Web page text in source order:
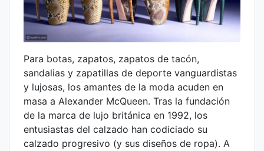
Para botas, zapatos, zapatos de tacón,
sandalias y zapatillas de deporte vanguardistas
y lujosas, los amantes de la moda acuden en
masa a Alexander McQueen. Tras la fundación
de la marca de lujo británica en 1992, los
entusiastas del calzado han codiciado su
calzado progresivo (y sus diseños de ropa). A